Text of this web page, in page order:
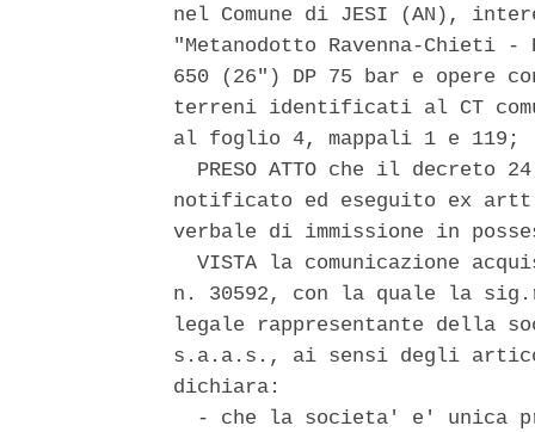
nel Comune di JESI (AN),
"Metanodotto Ravenna-Chieti
650 (26") DP 75 bar e
terreni identificati al CT
al foglio 4, mappali 1 e 119;
PRESO ATTO che il decreto
notificato ed eseguito ex
verbale di immissione in
VISTA la comunicazione
n. 30592, con la quale la
legale rappresentante della
s.a.a.s., ai sensi degli
dichiara:
- che la societa' e' unica